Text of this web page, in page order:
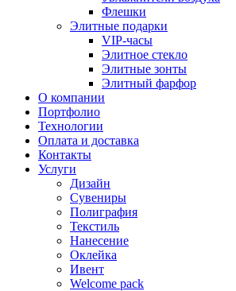
Флешки
Элитные подарки
VIP-часы
Элитное стекло
Элитные зонты
Элитный фарфор
О компании
Портфолио
Технологии
Оплата и доставка
Контакты
Услуги
Дизайн
Сувениры
Полиграфия
Текстиль
Нанесение
Оклейка
Ивент
Welcome pack